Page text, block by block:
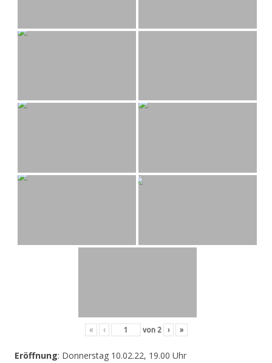
« ‹ von 2 › »
Eröffnung: Donnerstag 10.02.22, 19.00 Uhr